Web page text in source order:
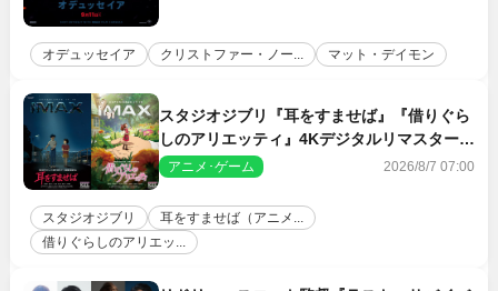
オデュッセイア クリストファー・ノー... マット・デイモン
スタジオジブリ『耳をすませば』『借りぐら
しのアリエッティ』4Kデジタルリマスターで
IMAX上映決定！
アニメ･ゲーム 2026/8/7 07:00
スタジオジブリ
耳をすませば（アニメ...
借りぐらしのアリエッ...